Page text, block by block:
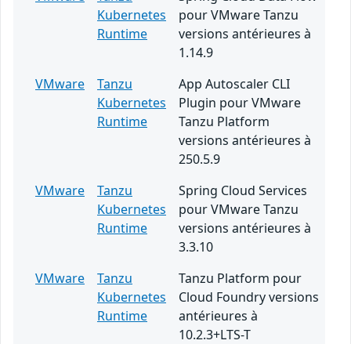
Kubernetes
Runtime
pour VMware Tanzu
versions antérieures à
1.14.9
VMware
Tanzu
Kubernetes
Runtime
App Autoscaler CLI
Plugin pour VMware
Tanzu Platform
versions antérieures à
250.5.9
VMware
Tanzu
Kubernetes
Runtime
Spring Cloud Services
pour VMware Tanzu
versions antérieures à
3.3.10
VMware
Tanzu
Kubernetes
Runtime
Tanzu Platform pour
Cloud Foundry versions
antérieures à
10.2.3+LTS-T